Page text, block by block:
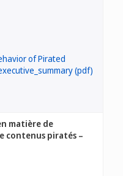
matière de
contenus piratés –